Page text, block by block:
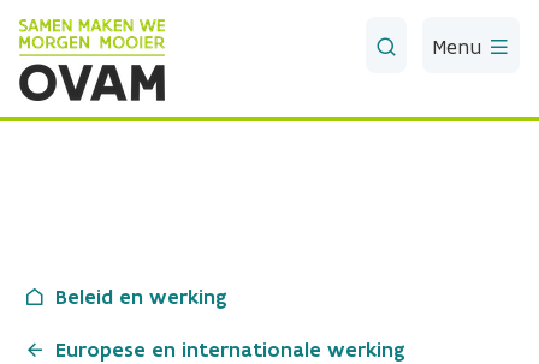
Skip to Main Content
Menu
Beleid en werking
Europese en internationale werking